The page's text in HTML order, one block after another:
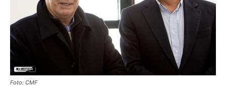
Foto: CMF